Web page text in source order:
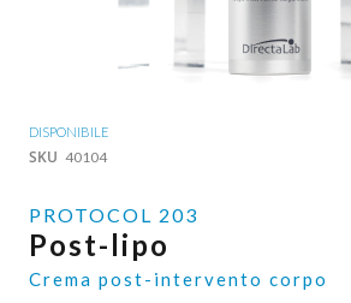
DISPONIBILE
SKU 40104
PROTOCOL 203
Post-lipo
Crema post-intervento corpo
Vai
all'inizio
galleria
di
immagini